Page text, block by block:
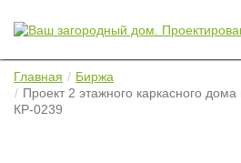
Главная
Биржа
Проект 2 этажного каркасного
КР-0239